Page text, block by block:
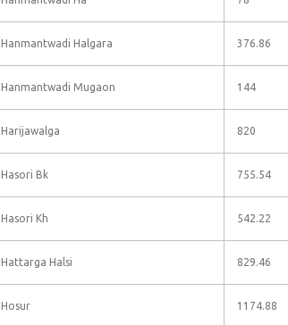
Hanmantwadi Halgara 376.86
Hanmantwadi Mugaon 144
Harijawalga 820
Hasori Bk 755.54
Hasori Kh 542.22
Hattarga Halsi 829.46
Hosur 1174.88